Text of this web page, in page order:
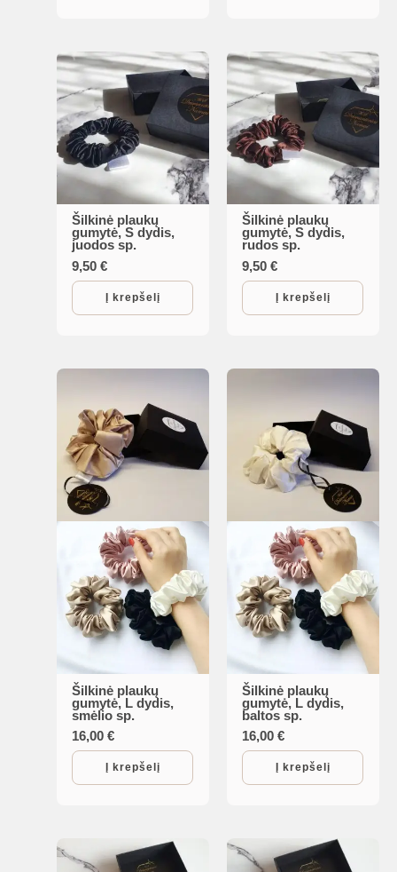
Šilkinė plaukų
gumytė, S dydis,
juodos sp.
9,50€
Į krepšelį
Šilkinė plaukų
gumytė, S dydis,
rudos sp.
9,50€
Į krepšelį
Šilkinė plaukų
gumytė, L dydis,
smėlio sp.
16,00€
Į krepšelį
Šilkinė plaukų
gumytė, L dydis,
baltos sp.
16,00€
Į krepšelį